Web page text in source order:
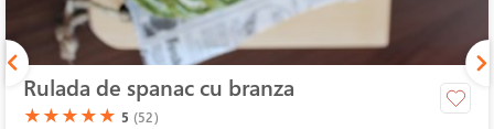
Rulada de spanac cu branza
(*)
★(*)
★(*)
★(*)
★(*)
★ 5 (52)